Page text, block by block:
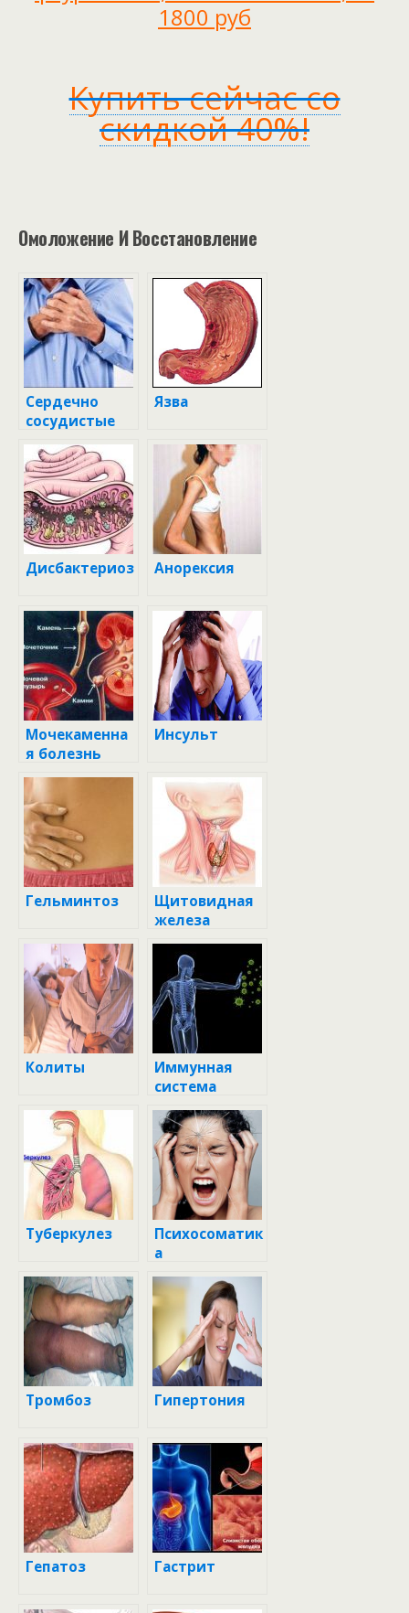
1800 руб
Купить сейчас со
скидкой 40%!
Омоложение И Восстановление
Сердечно
сосудистые
заболевания
Язва
Дисбактериоз Анорексия
Мочекаменна
я болезнь
Инсульт
Гельминтоз
Щитовидная
железа
Колиты
Иммунная
система
Туберкулез
Психосоматик
а
Тромбоз Гипертония
Гепатоз Гастрит